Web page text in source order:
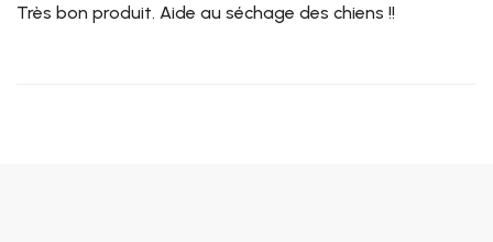
Très bon produit. Aide au séchage des chiens !!